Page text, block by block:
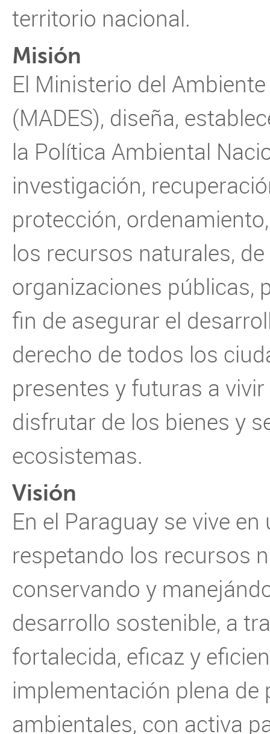
territorio nacional.
Misión
El Ministerio del
(MADES), diseña,
la Política Ambiental
investigación,
protección,
los recursos naturales,
organizaciones públicas,
fin de asegurar el
derecho de todos los
presentes y futuras a
disfrutar de los bienes y
ecosistemas.
Visión
En el Paraguay se vive
respetando los recursos
conservando y
desarrollo sostenible, a
fortalecida, eficaz y
implementación plena
ambientales, con activa